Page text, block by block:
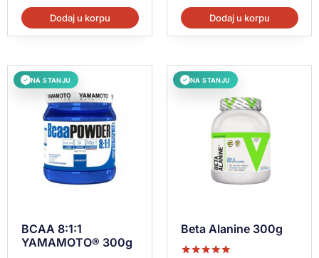
Dodaj u korpu Dodaj u korpu
✓ NA STANJU
BCAA 8:1:1
YAMAMOTO® 300g
✓ NA STANJU
Beta Alanine 300g